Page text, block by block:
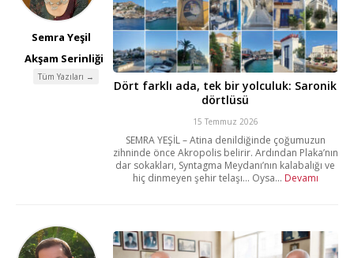
Semra Yeşil
Akşam Serinliği
Tüm Yazıları →
Dört farklı ada, tek bir yolculuk: Saronik
dörtlüsü
15 Temmuz 2026
SEMRA YEŞİL – Atina denildiğinde çoğumuzun
zihninde önce Akropolis belirir. Ardından Plaka’nın
dar sokakları, Syntagma Meydanı’nın kalabalığı ve
hiç dinmeyen şehir telaşı… Oysa... Devamı